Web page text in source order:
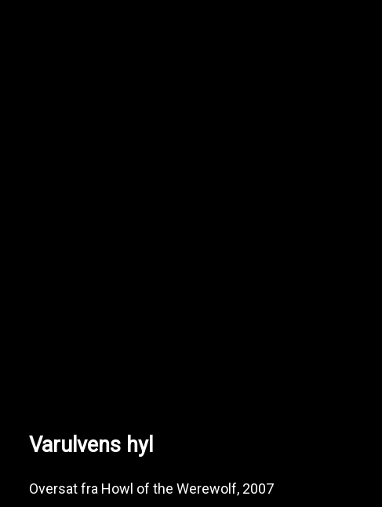
Varulvens hyl
Oversat fra Howl of the Werewolf, 2007